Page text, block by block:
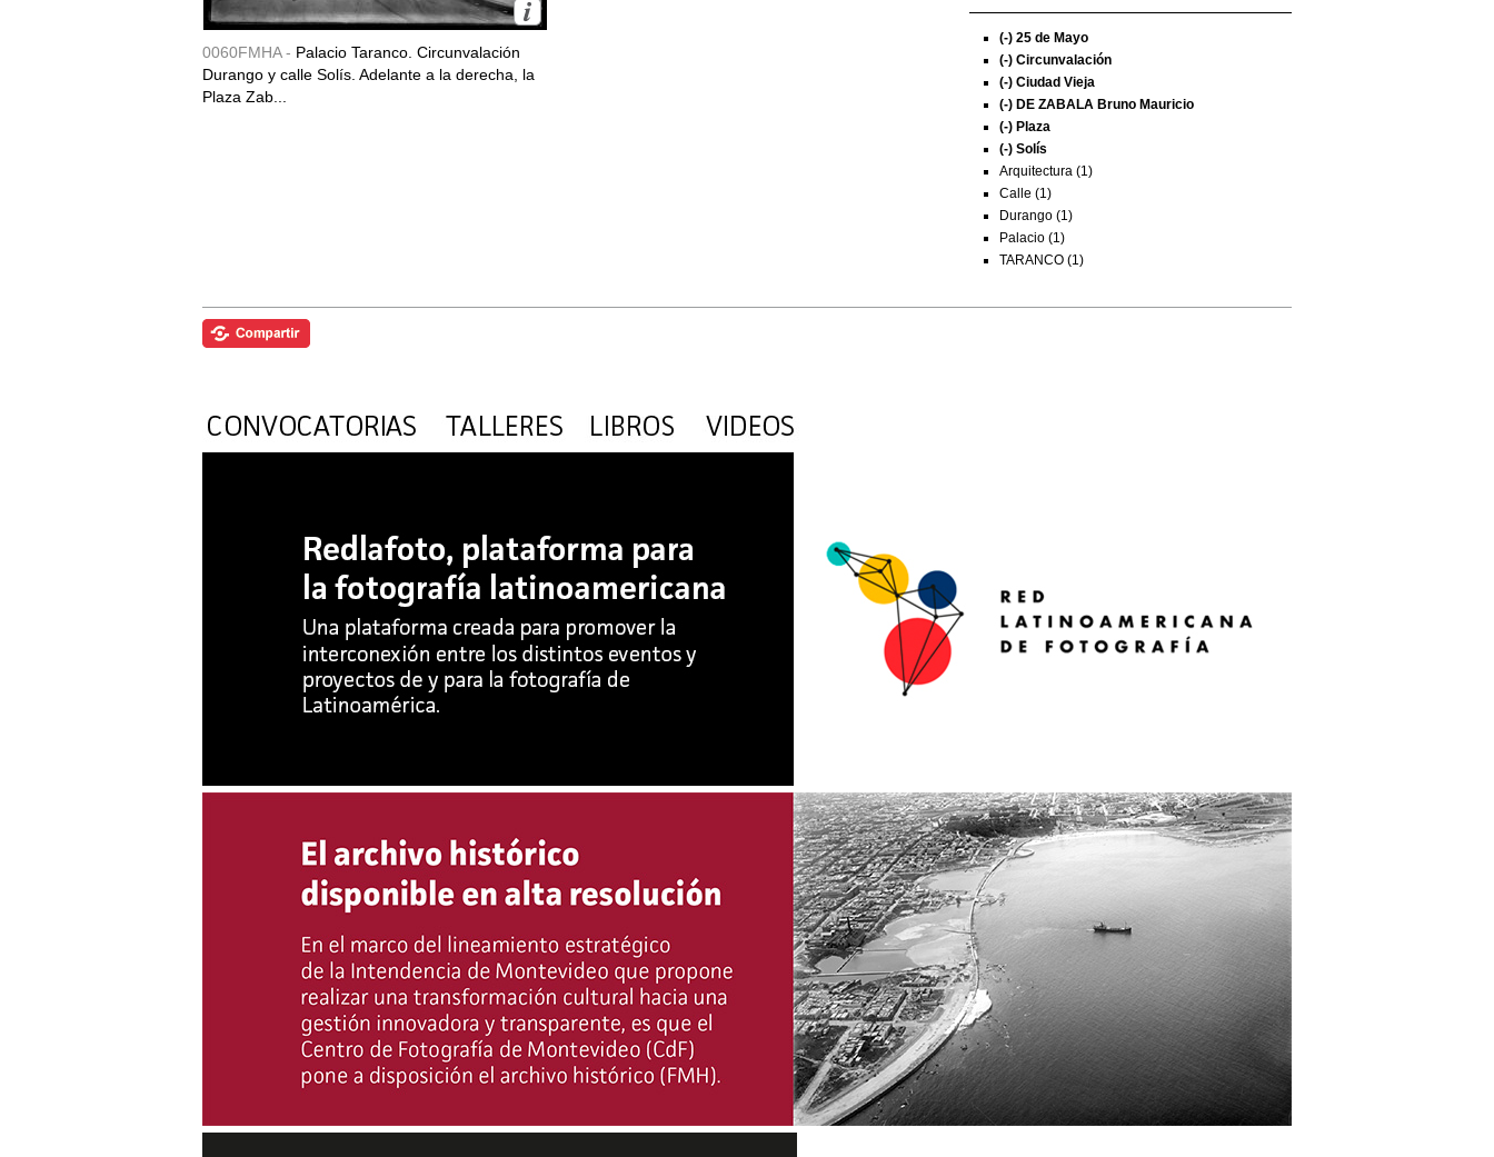
0060FMHA - Palacio Taranco. Circunvalación
Durango y calle Solís. Adelante a la derecha, la
Plaza Zab...
(-) 25 de Mayo
(-) Circunvalación
(-) Ciudad Vieja
(-) DE ZABALA Bruno Mauricio
(-) Plaza
(-) Solís
Arquitectura (1)
Calle (1)
Durango (1)
Palacio (1)
TARANCO (1)